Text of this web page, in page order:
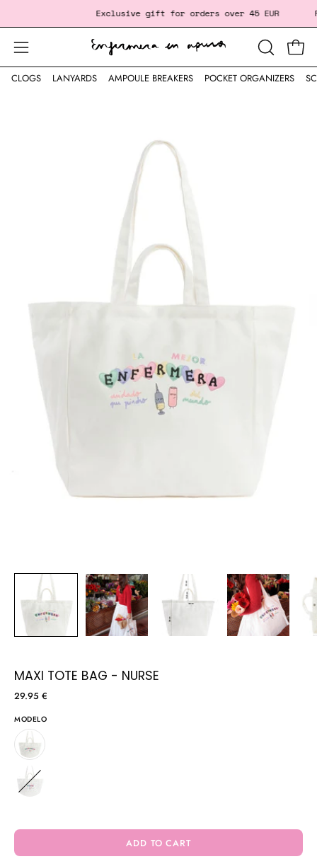
to
content
Exclusive giftfor orders over 45 EUR
Open
navigation
OPEN
SEARCH
CLOGS LANYARDS AMPOULE BREAKERS POCKET ORGANIZERS
MAXI TOTE BAG - NURSE
29.95 €
MODELO
ADD TO CART